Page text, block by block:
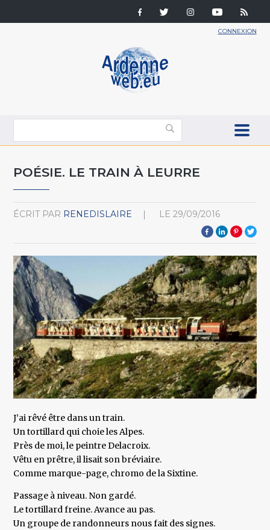
CONNEXION
POÉSIE. LE TRAIN À LEURRE
ÉCRIT PAR RENEDISLAIRE LE 29/09/2016
J’ai rêvé être dans un train.
Un tortillard qui choie les Alpes.
Près de moi, le peintre Delacroix.
Vêtu en prêtre, il lisait son bréviaire.
Comme marque-page, chromo de la Sixtine.
Passage à niveau. Non gardé.
Le tortillard freine. Avance au pas.
Un groupe de randonneurs nous fait des signes.